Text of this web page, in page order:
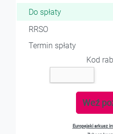
Termin spłaty
Do spłaty
RRSO
Kod
Europejski arkusz
Weź